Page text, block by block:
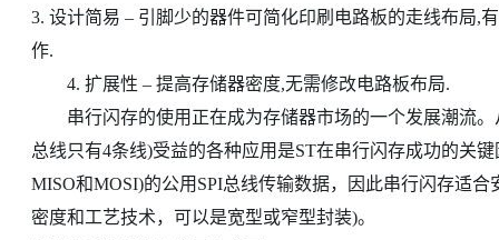
3. 设计简易 – 引脚少的器件可简化印刷电路板的走线布局,
作.
4. 扩展性 – 提高存储器密度,无需修改电路板布局.
串行闪存的使用正在成为存储器市场的一个发展潮流。
总线只有4条线)受益的各种应用是ST在串行闪存成功的关
MISO和MOSI)的公用SPI总线传输数据，因此串行闪存适
密度和工艺技术，可以是宽型或窄型封装)。